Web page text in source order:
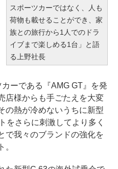
スポーツカーではなく、人も
荷物も載せることができ、家
族との旅行から1人でのドラ
イブまで楽しめる1台」と語
る上野社長
ーである『AMG GT』を発
店様からも手ごたえを大変
の熱が冷めないうちに新型
をさらに刺激してより多く
で我々のブランドの強化を
。